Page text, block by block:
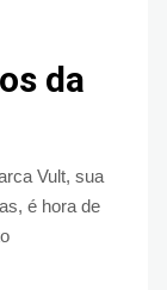
da
Vult, sua
é hora de